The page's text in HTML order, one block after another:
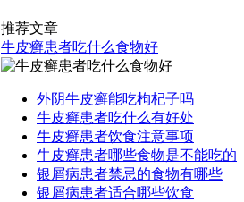
推荐文章
牛皮癣患者吃什么食物好
外阴牛皮癣能吃枸杞子吗
牛皮癣患者吃什么有好处
牛皮癣患者饮食注意事项
牛皮癣患者哪些食物是不能吃的
银屑病患者禁忌的食物有哪些
银屑病患者适合哪些饮食